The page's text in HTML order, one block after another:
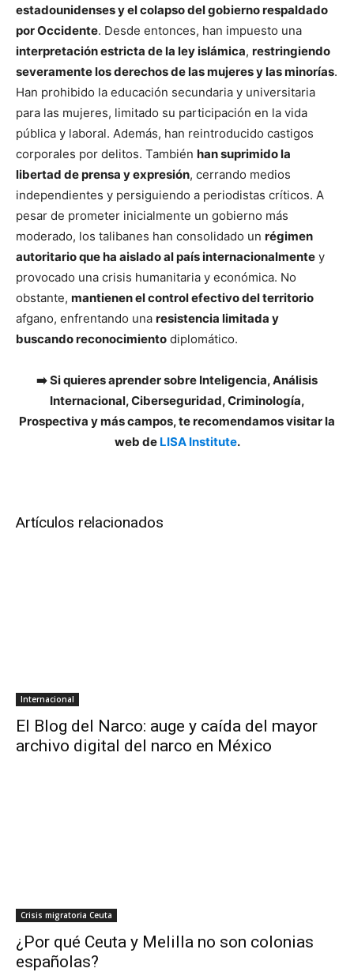
estadounidenses y el colapso del gobierno respaldado
por Occidente. Desde entonces, han impuesto una
interpretación estricta de la ley islámica, restringiendo
severamente los derechos de las mujeres y las minorías.
Han prohibido la educación secundaria y universitaria
para las mujeres, limitado su participación en la vida
pública y laboral. Además, han reintroducido castigos
corporales por delitos. También han suprimido la
libertad de prensa y expresión, cerrando medios
independientes y persiguiendo a periodistas críticos. A
pesar de prometer inicialmente un gobierno más
moderado, los talibanes han consolidado un régimen
autoritario que ha aislado al país internacionalmente y
provocado una crisis humanitaria y económica. No
obstante, mantienen el control efectivo del territorio
afgano, enfrentando una resistencia limitada y
buscando reconocimiento diplomático.
➡️ Si quieres aprender sobre Inteligencia, Análisis
Internacional, Ciberseguridad, Criminología,
Prospectiva y más campos, te recomendamos visitar la
web de LISA Institute.
Artículos relacionados
Internacional
El Blog del Narco: auge y caída del mayor
archivo digital del narco en México
Crisis migratoria Ceuta
¿Por qué Ceuta y Melilla no son colonias
españolas?